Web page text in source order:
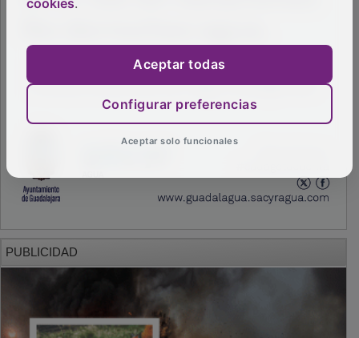
PUBLICIDAD
cookies.
Aceptar todas
Configurar preferencias
Aceptar solo funcionales